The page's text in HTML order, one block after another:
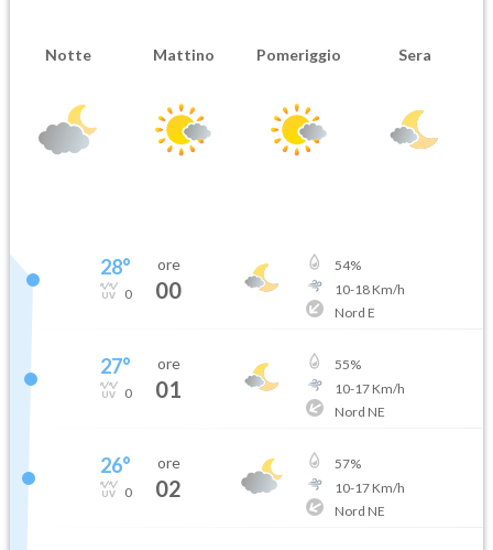
Notte Mattino Pomeriggio Sera
28°
0
ore
00
54%
10-18Km/h
Nord E
27°
0
ore
01
55%
10-17Km/h
Nord NE
26°
0
ore
02
57%
10-17Km/h
Nord NE